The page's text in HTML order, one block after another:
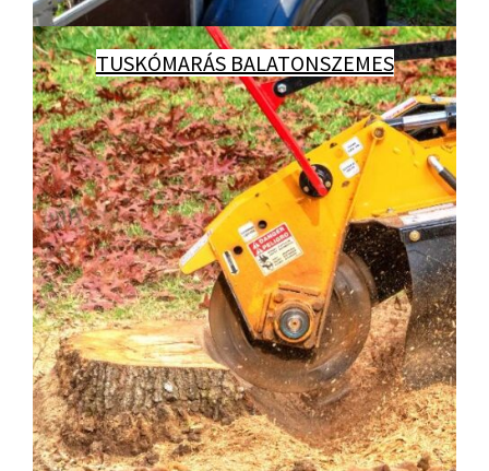
TUSKÓMARÁS BALATONSZEMES